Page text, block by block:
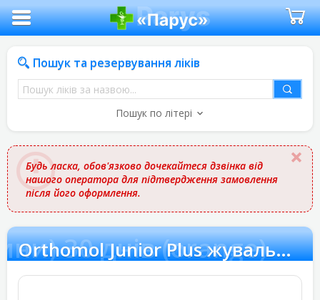
Пошук та резервування ліків
Пошук
ліків
назвою
Пошук по літері
Будь ласка, обов'язково дочекайтеся дзвінка від
нашого оператора для підтвердження замовлення
після його оформлення.
30 днів (orange) Orthomol Junior Plus жувальні машинки (для імунітету Вашої дитини) 30 днів (orange)